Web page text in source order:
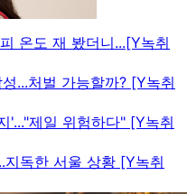
온도 재 봤더니...[Y녹취
...처벌 가능할까? [Y녹취
'..."제일 위험하다" [Y녹취
독한 서울 상황 [Y녹취